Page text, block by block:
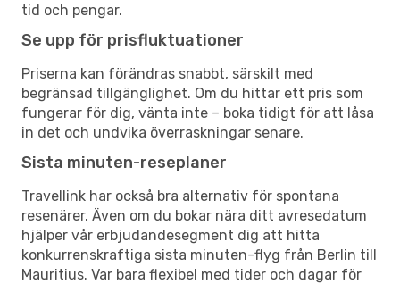
tid och pengar.
Se upp för prisfluktuationer
Priserna kan förändras snabbt, särskilt med
begränsad tillgänglighet. Om du hittar ett pris som
fungerar för dig, vänta inte – boka tidigt för att låsa
in det och undvika överraskningar senare.
Sista minuten-reseplaner
Travellink har också bra alternativ för spontana
resenärer. Även om du bokar nära ditt avresedatum
hjälper vår erbjudandesegment dig att hitta
konkurrenskraftiga sista minuten-flyg från Berlin till
Mauritius. Var bara flexibel med tider och dagar för